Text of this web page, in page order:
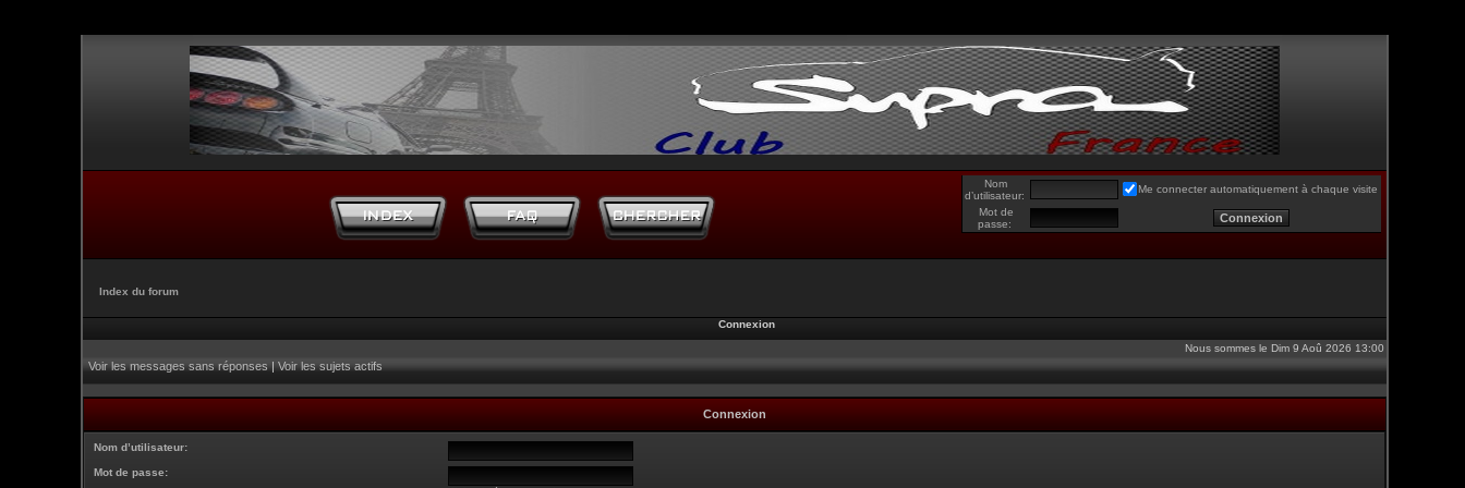
Nom
d’utilisateur:
Me connecter automatiquement à chaque visite
Mot de
passe:
Index du forum
Connexion
Nous sommes le Dim 9 Aoû 2026 13:00
Voir les messages sans réponses|Voir les sujets actifs
Connexion
Nom d’utilisateur:
Mot de passe: